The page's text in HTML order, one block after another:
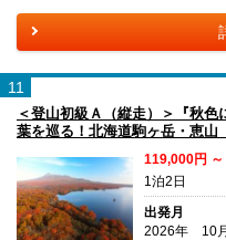
11
＜登山初級Ａ（縦走）＞『秋
葉を巡る！北海道駒ヶ岳・恵山
119,000円
1泊2日
出発月
2026年 10月